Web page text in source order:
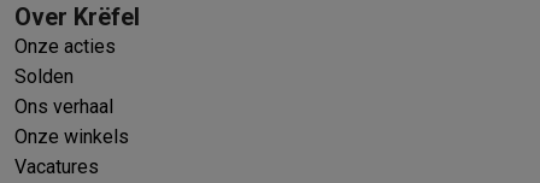
Over Krëfel
Onze acties
Solden
Ons verhaal
Onze winkels
Vacatures